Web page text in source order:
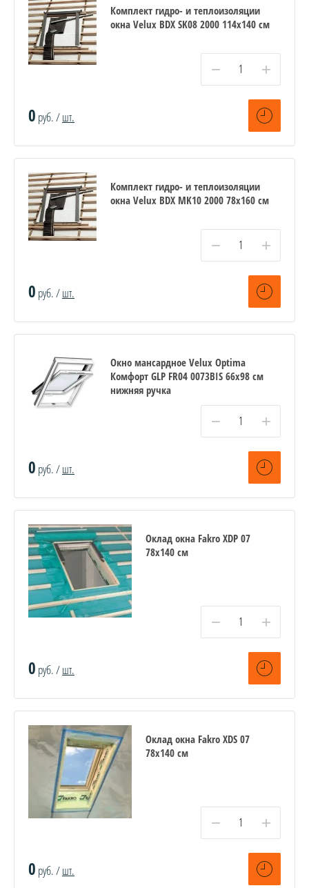
Комплект гидро- и теплоизоляции
окна Velux BDX SK08 2000 114x140 см
− +
0 руб. /шт.
Комплект гидро- и теплоизоляции
окна Velux BDX MK10 2000 78x160 см
− +
0 руб. /шт.
Окно мансардное Velux Optima
Комфорт GLP FR04 0073BIS 66x98 см
нижняя ручка
− +
0 руб. /шт.
Оклад окна Fakro XDP 07
78х140 см
− +
0 руб. /шт.
Оклад окна Fakro XDS 07
78х140 см
− +
0 руб. /шт.